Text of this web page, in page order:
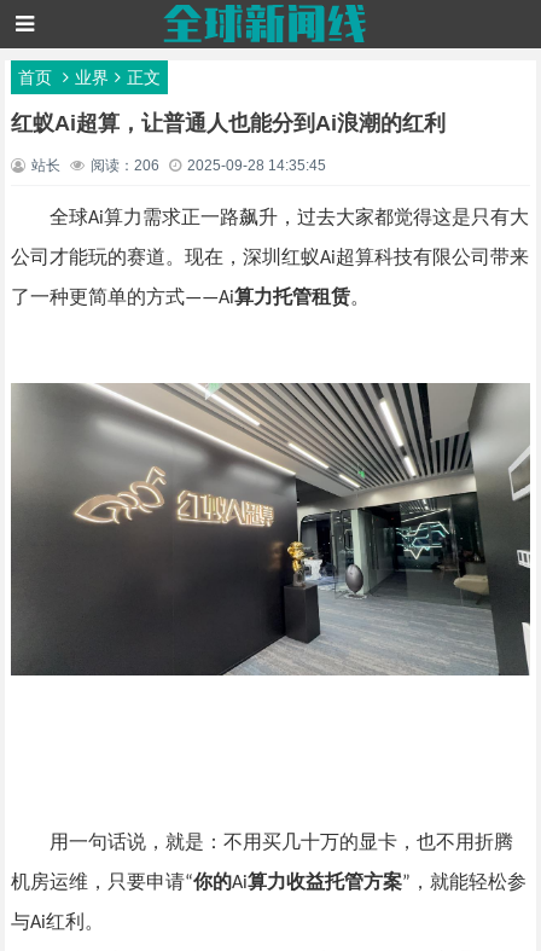
首页 业界 正文
红蚁Ai超算，让普通人也能分到Ai浪潮的红利
站长 阅读：206 2025-09-28 14:35:45
全球Ai算力需求正一路飙升，过去大家都觉得这是只有大
公司才能玩的赛道。现在，深圳红蚁Ai超算科技有限公司带来
了一种更简单的方式——Ai算力托管租赁。
用一句话说，就是：不用买几十万的显卡，也不用折腾
机房运维，只要申请“你的Ai算力收益托管方案” ，就能轻松参
与Ai红利。